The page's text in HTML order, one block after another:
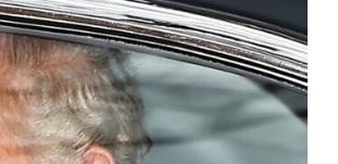
هیو ادواردز، خبرنگار
کودکان به دادگاه احضار